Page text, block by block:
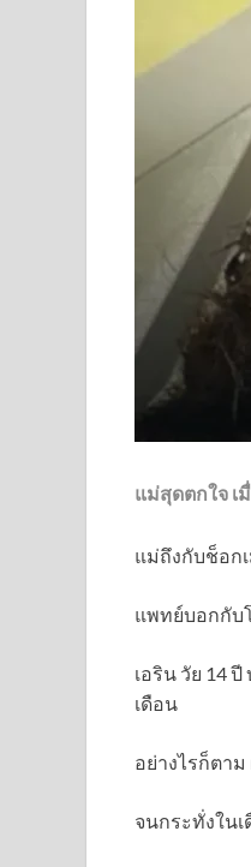
แม่สุดตกใจ เ
แม่ถึงกับช็อก
แพทย์บอกกับ
เอริน วัย 14
เดือน
อย่างไรก็ตา
จนกระทั่งใน